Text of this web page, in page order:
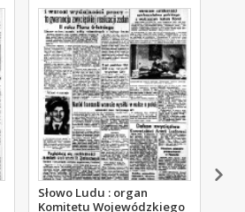
Słowo Ludu : organ
Komitetu Wojewódzkiego